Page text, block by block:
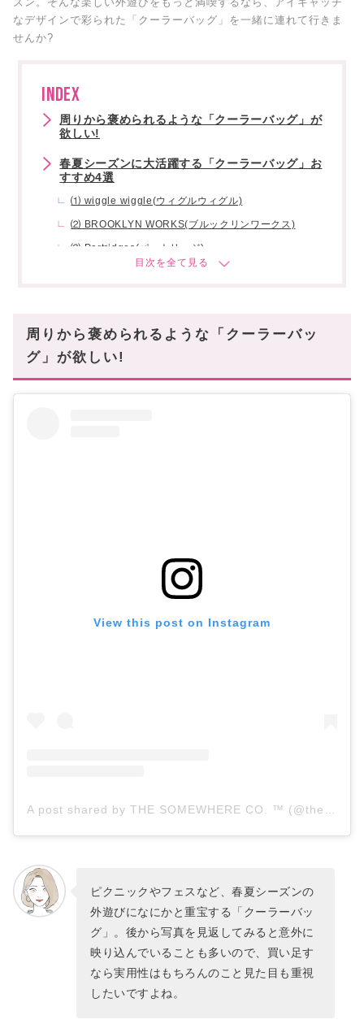
なデザインで彩られた「クーラーバッグ」を一緒に連れて行きま
せんか?
INDEX
周りから褒められるような「クーラーバッグ」が
欲しい!
春夏シーズンに大活躍する「クーラーバッグ」お
すすめ4選
⑴ wiggle wiggle(ウィグルウィグル)
⑵ BROOKLYN WORKS(ブルックリンワークス)
⑶ Partridges(パートリッジ)
⑷ Snillo Stitch(スニロスティッチ)
周りから褒められるような「クーラーバッ
グ」が欲しい!
View this post on Instagram
ピクニックやフェスなど、春夏シーズンの
外遊びになにかと重宝する「クーラーバッ
グ」。後から写真を見返してみると意外に
映り込んでいることも多いので、買い足す
なら実用性はもちろんのこと見た目も重視
したいですよね。